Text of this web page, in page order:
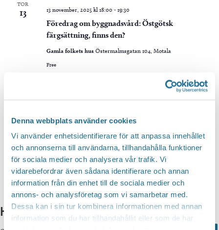
Denna webbplats använder cookies
Vi använder enhetsidentifierare för att anpassa innehållet
och annonserna till användarna, tillhandahålla funktioner
för sociala medier och analysera vår trafik. Vi
vidarebefordrar även sådana identifierare och annan
information från din enhet till de sociala medier och
annons- och analysföretag som vi samarbetar med.
Dessa kan i sin tur kombinera informationen med annan
information som du har tillhandahållit eller som de har
TOR
13
Föredrag om byggnadsvård: Östgötsk
färgsättning, finns den?
13 november, 2025 kl 18:00 - 19:30
Gamla folkets hus Östermalmsgatan 104, Motala
Free
Evenemang
Prenumerera på kalender
Hittar du inte vad du söker?